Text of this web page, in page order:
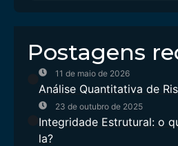
Postagens
11 de maio de 2026
Análise Quantitativa de
23 de outubro de 2025
Integridade Estrutural: o
la?